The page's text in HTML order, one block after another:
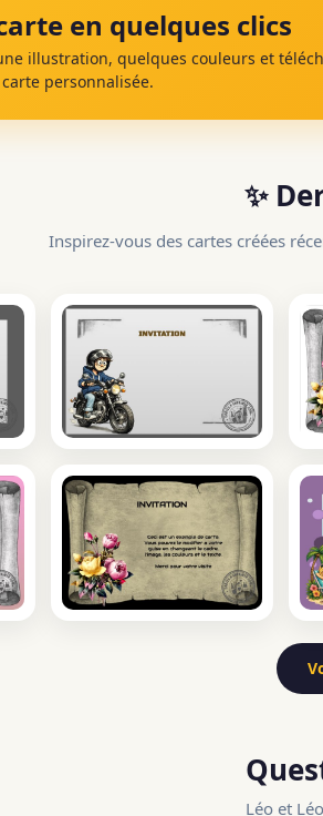
en quelques clics
illustration, quelques couleurs et
personnalisée.
✨
Inspirez-vous des cartes créées
Léo et